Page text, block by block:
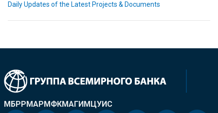
Daily Updates of the Latest Projects & Documents
МБРРМАРМФКМАГИМЦУИС